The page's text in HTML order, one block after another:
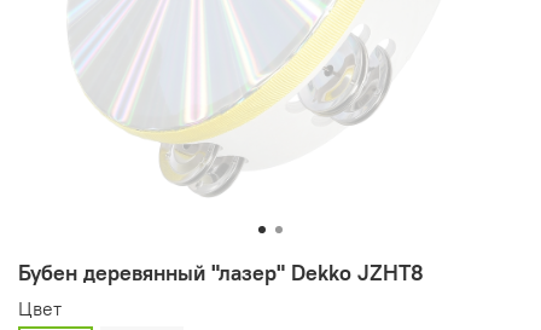
Бубен деревянный "лазер" Dekko JZHT8
Цвет